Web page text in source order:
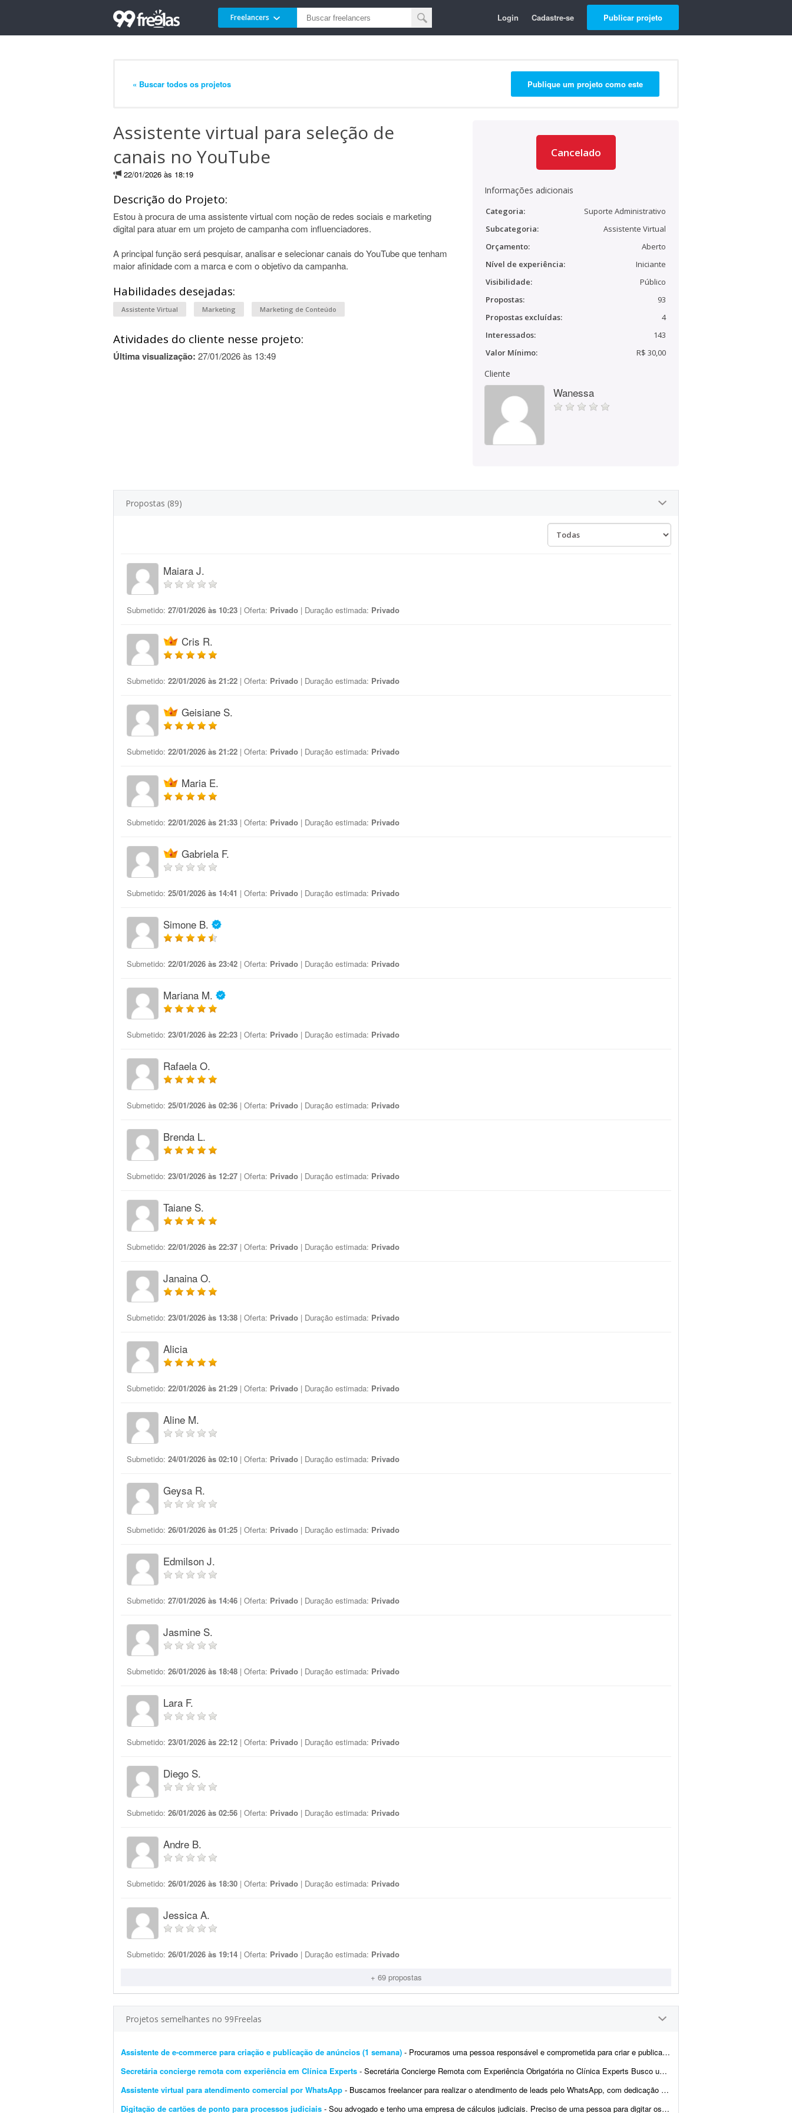
Freelancers Login Cadastre-se Publicar projeto
« Buscar todos os projetos Publique um projeto como este
Assistente virtual para seleção de
canais no YouTube
22/01/2026 às 18:19
Descrição do Projeto:
Estou à procura de uma assistente virtual com noção de redes sociais e marketing
digital para atuar em um projeto de campanha com influenciadores.
A principal função será pesquisar, analisar e selecionar canais do YouTube que tenham
maior afinidade com a marca e com o objetivo da campanha.
Habilidades desejadas:
Assistente Virtual Marketing Marketing de Conteúdo
Atividades do cliente nesse projeto:
Última visualização: 27/01/2026 às 13:49
Cancelado
Informações adicionais
Categoria:
Suporte Administrativo
Subcategoria:
Assistente Virtual
Orçamento:
Aberto
Nível de experiência:
Iniciante
Visibilidade:
Público
Propostas:
93
Propostas excluídas:
4
Interessados:
143
Valor Mínimo:
R$ 30,00
Cliente
Wanessa
Propostas (89)
Maiara J.
Submetido: 27/01/2026 às 10:23 | Oferta: Privado | Duração estimada: Privado
Cris R.
Submetido: 22/01/2026 às 21:22 | Oferta: Privado | Duração estimada: Privado
Geisiane S.
Submetido: 22/01/2026 às 21:22 | Oferta: Privado | Duração estimada: Privado
Maria E.
Submetido: 22/01/2026 às 21:33 | Oferta: Privado | Duração estimada: Privado
Gabriela F.
Submetido: 25/01/2026 às 14:41 | Oferta: Privado | Duração estimada: Privado
Simone B.
Submetido: 22/01/2026 às 23:42 | Oferta: Privado | Duração estimada: Privado
Mariana M.
Submetido: 23/01/2026 às 22:23 | Oferta: Privado | Duração estimada: Privado
Rafaela O.
Submetido: 25/01/2026 às 02:36 | Oferta: Privado | Duração estimada: Privado
Brenda L.
Submetido: 23/01/2026 às 12:27 | Oferta: Privado | Duração estimada: Privado
Taiane S.
Submetido: 22/01/2026 às 22:37 | Oferta: Privado | Duração estimada: Privado
Janaina O.
Submetido: 23/01/2026 às 13:38 | Oferta: Privado | Duração estimada: Privado
Alicia
Submetido: 22/01/2026 às 21:29 | Oferta: Privado | Duração estimada: Privado
Aline M.
Submetido: 24/01/2026 às 02:10 | Oferta: Privado | Duração estimada: Privado
Geysa R.
Submetido: 26/01/2026 às 01:25 | Oferta: Privado | Duração estimada: Privado
Edmilson J.
Submetido: 27/01/2026 às 14:46 | Oferta: Privado | Duração estimada: Privado
Jasmine S.
Submetido: 26/01/2026 às 18:48 | Oferta: Privado | Duração estimada: Privado
Lara F.
Submetido: 23/01/2026 às 22:12 | Oferta: Privado | Duração estimada: Privado
Diego S.
Submetido: 26/01/2026 às 02:56 | Oferta: Privado | Duração estimada: Privado
Andre B.
Submetido: 26/01/2026 às 18:30 | Oferta: Privado | Duração estimada: Privado
Jessica A.
Submetido: 26/01/2026 às 19:14 | Oferta: Privado | Duração estimada: Privado
+ 69 propostas
Projetos semelhantes no 99Freelas
Assistente de e-commerce para criação e publicação de anúncios (1 semana) - Procuramos uma pessoa responsável e comprometida para criar e publicar anúncios de produtos na Amazon, Temu, SHEIN e outros marketplaces. Projeto inicial de 1 semana, de segunda a s&...
Secretária concierge remota com experiência em Clínica Experts - Secretária Concierge Remota com Experiência Obrigatória no Clínica Experts Busco uma profissional para prestação de serviços remotos no atendimento ...
Assistente virtual para atendimento comercial por WhatsApp - Buscamos freelancer para realizar o atendimento de leads pelo WhatsApp, com dedicação estimada de até 1 hora por dia. Os contatos chegarão através de nossas camp...
Digitação de cartões de ponto para processos judiciais - Sou advogado e tenho uma empresa de cálculos judiciais. Preciso de uma pessoa para digitar os cartões de ponto dos processos judiciais, para que eu possa anexá-los no sistema d...